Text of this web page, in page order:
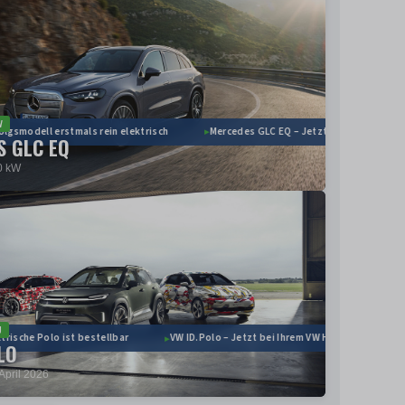
erstmals rein elektrisch Mercedes GLC EQ – Jetzt bei Ihrem
GLC EQ
kW
Polo ist bestellbar VW ID.Polo – Jetzt bei Ihrem VW Händler
2026